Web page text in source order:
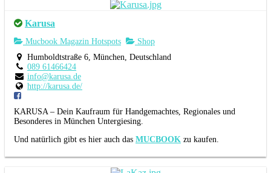
Karusa
Mucbook Magazin Hotspots
Shop
Humboldtstraße 6, München, Deutschland
089 61466424
info@karusa.de
http://karusa.de/
KARUSA – Dein Kaufraum für Handgemachtes, Regionales und
Besonderes in München Untergiesing.
Und natürlich gibt es hier auch das MUCBOOK zu kaufen.